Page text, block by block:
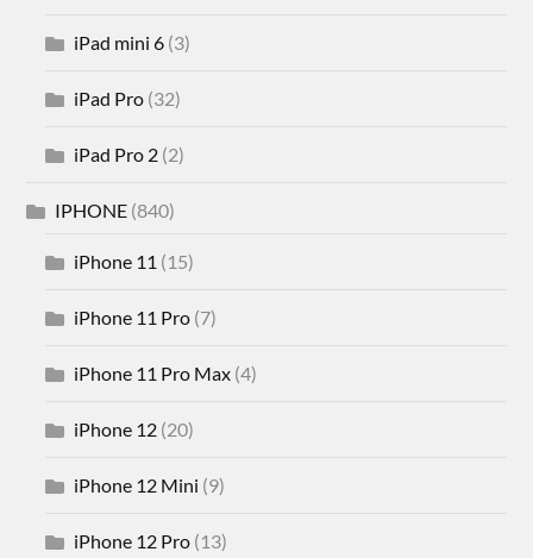
iPad mini 6 (3)
iPad Pro (32)
iPad Pro 2 (2)
IPHONE (840)
iPhone 11 (15)
iPhone 11 Pro (7)
iPhone 11 Pro Max (4)
iPhone 12 (20)
iPhone 12 Mini (9)
iPhone 12 Pro (13)